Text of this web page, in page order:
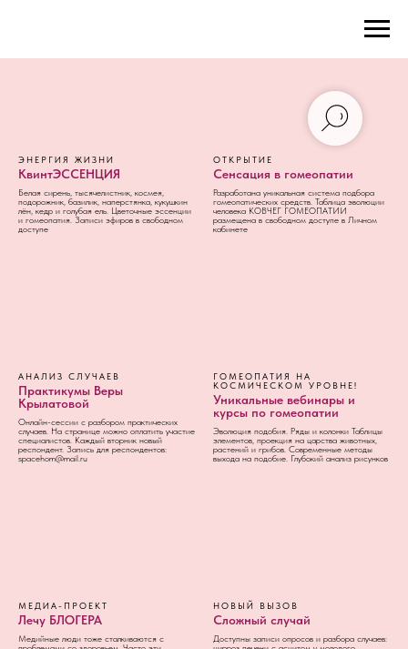
ЭНЕРГИЯ ЖИЗНИ
КвинтЭССЕНЦИЯ
Белая сирень, тысячелистник, космея,
подорожник, базилик, наперстянка, кукушкин
лён, кедр и голубая ель. Цветочные эссенции
и гомеопатия. Записи эфиров в свободном
доступе
ОТКРЫТИЕ
Сенсация в гомеопатии
Разработана уникальная система подбора
гомеопатических средств. Таблица эволюции
человека КОВЧЕГ ГОМЕОПАТИИ
размещена в свободном доступе в Личном
кабинете
АНАЛИЗ СЛУЧАЕВ
Практикумы Веры
Крылатовой
Онлайн-сессии с разбором практических
случаев. На странице можно оплатить участие
специалистов. Каждый вторник новый
респондент. Запись для респондентов:
spacehom@mail.ru
ГОМЕОПАТИЯ НА
КОСМИЧЕСКОМ УРОВНЕ!
Уникальные вебинары и
курсы по гомеопатии
Эволюция подобия. Ряды и колонки Таблицы
элементов, проекция на царства животных,
растений и грибов. Современные методы
выхода на подобие. Глубокий анализ рисунков
МЕДИА-ПРОЕКТ
Лечу БЛОГЕРА
Медийные люди тоже сталкиваются с
НОВЫЙ ВЫЗОВ
Сложный случай
Доступны записи опросов и разбора случаев: